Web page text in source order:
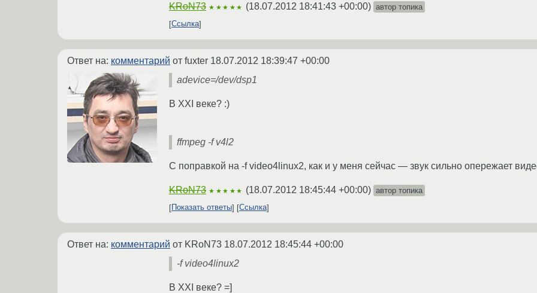
KRoN73 ★★★★★ (18.07.2012 18:41:43 +00:00) автор топика
Ссылка
Ответ на: комментарий от fuxter 18.07.2012 18:39:47 +00:00
adevice=/dev/dsp1
В XXI веке? :)
ffmpeg -f v4l2
С поправкой на -f video4linux2, как и у меня сейчас — звук сильно опережает
KRoN73 ★★★★★ (18.07.2012 18:45:44 +00:00) автор топика
Показать ответы
Ссылка
Ответ на: комментарий от KRoN73 18.07.2012 18:45:44 +00:00
-f video4linux2
В XXI веке? =]